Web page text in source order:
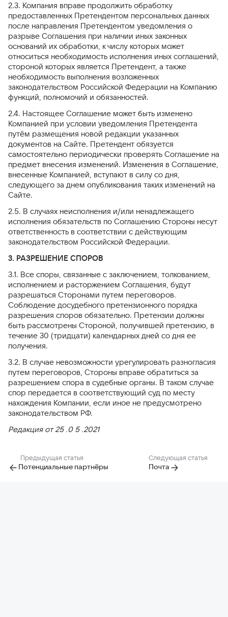
2.3. Компания вправе продолжить обработку
предоставленных Претендентом персональных данных
после направления Претендентом уведомления о
разрыве Соглашения при наличии иных законных
оснований их обработки, к числу которых может
относиться необходимость исполнения иных соглашений,
стороной которых является Претендент, а также
необходимость выполнения возложенных
законодательством Российской Федерации на Компанию
функций, полномочий и обязанностей.
2.4. Настоящее Соглашение может быть изменено
Компанией при условии уведомления Претендента
путём размещения новой редакции указанных
документов на Сайте. Претендент обязуется
самостоятельно периодически проверять Соглашение на
предмет внесения изменений. Изменения в Соглашение,
внесенные Компанией, вступают в силу со дня,
следующего за днем опубликования таких изменений на
Сайте.
2.5. В случаях неисполнения и/или ненадлежащего
исполнения обязательств по Соглашению Стороны несут
ответственность в соответствии с действующим
законодательством Российской Федерации.
3. РАЗРЕШЕНИЕ СПОРОВ
3.1. Все споры, связанные с заключением, толкованием,
исполнением и расторжением Соглашения, будут
разрешаться Сторонами путем переговоров.
Соблюдение досудебного претензионного порядка
разрешения споров обязательно. Претензии должны
быть рассмотрены Стороной, получившей претензию, в
течение 30 (тридцати) календарных дней со дня ее
получения.
3.2. В случае невозможности урегулировать разногласия
путем переговоров, Стороны вправе обратиться за
разрешением спора в судебные органы. В таком случае
спор передается в соответствующий суд по месту
нахождения Компании, если иное не предусмотрено
законодательством РФ.
Редакция от 25 .0 5 .2021
Предыдущая статья
Потенциальные партнёры
Следующая статья
Почта